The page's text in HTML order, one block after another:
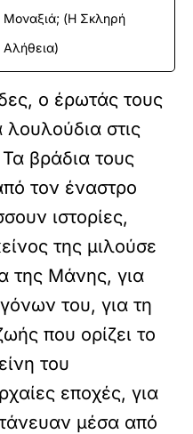
Μοναξιά; (Η Σκληρή
Αλήθεια)
ο έρωτάς τους
στις
βράδια τους
τον έναστρο
ιστορίες,
της μιλούσε
της Μάνης, για
του, για τη
που ορίζει το
του
εποχές, για
μέσα από